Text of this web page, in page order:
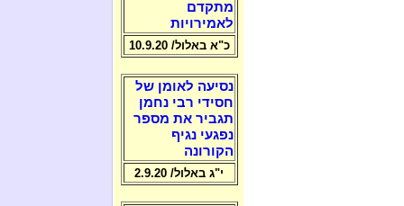
מתקדם
לאמירויות
כ"א באלול/ 10.9.20
נסיעה לאומן של
חסידי רבי נחמן
תגביר את מספר
נפגעי נגיף
הקורונה
י"ג באלול/ 2.9.20